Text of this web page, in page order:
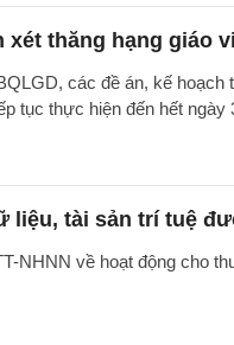
thăng hạng giáo
các đề án, kế
tục thực hiện đến hết ngày
liệu, tài sản trí tuệ
NHNN về hoạt động cho